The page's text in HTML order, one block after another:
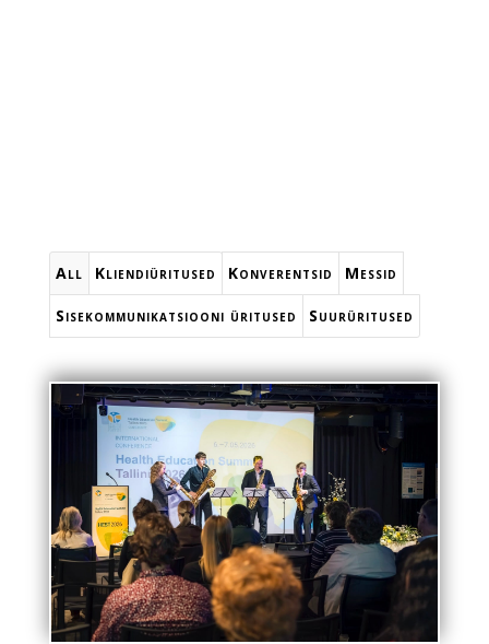
All Kliendiüritused Konverentsid Messid
Sisekommunikatsiooni üritused Suurüritused